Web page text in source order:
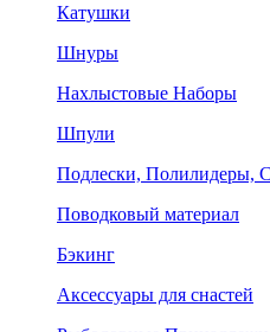
Катушки
Шнуры
Нахлыстовые Наборы
Шпули
Подлески, Полилидеры,
Поводковый материал
Бэкинг
Аксессуары для снастей